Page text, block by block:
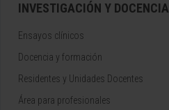
INVESTIGACIÓN Y DOCENCIA
Ensayos clínicos
Docencia y formación
Residentes y Unidades Docentes
Área para profesionales